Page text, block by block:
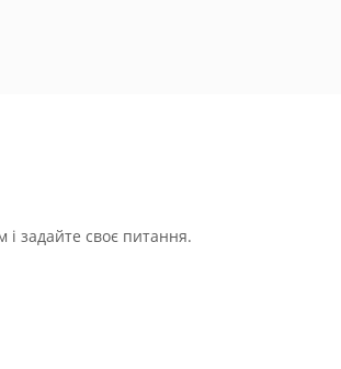
задайте своє питання.